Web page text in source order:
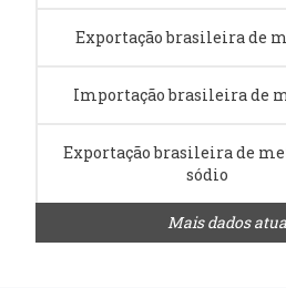
Exportação brasileira de
Importação brasileira de
Exportação brasileira de
sódio
Mais dados